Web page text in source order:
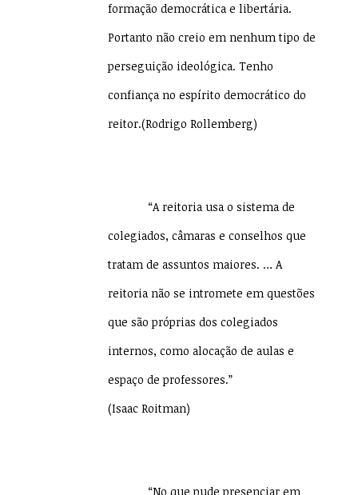
formação democrática e libertária.
Portanto não creio em nenhum tipo de
perseguição ideológica. Tenho
confiança no espírito democrático do
reitor.(Rodrigo Rollemberg)
“A reitoria usa o sistema de
colegiados, câmaras e conselhos que
tratam de assuntos maiores. … A
reitoria não se intromete em questões
que são próprias dos colegiados
internos, como alocação de aulas e
espaço de professores.”
(Isaac Roitman)
“No que pude presenciar em